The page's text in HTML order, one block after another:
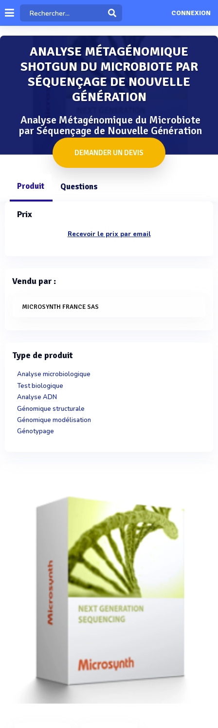
CONNEXION
ANALYSE MÉTAGÉNOMIQUE
SHOTGUN DU MICROBIOTE PAR
SÉQUENÇAGE DE NOUVELLE
GÉNÉRATION
Analyse Métagénomique du Microbiote
par Séquençage de Nouvelle Génération
DEMANDER UN DEVIS
Produit Questions
Prix
Recevoir le prix par email
Vendu par :
MICROSYNTH FRANCE SAS
Type de produit
Analyse microbiologique
Test biologique
Analyse ADN
Génomique structurale
Génomique modélisation
Génotypage